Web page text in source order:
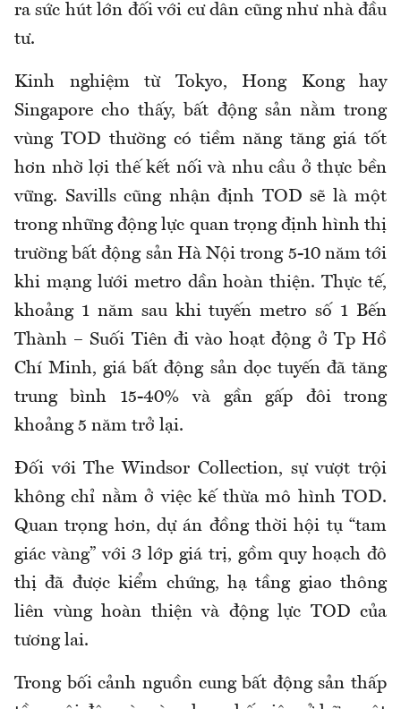
ra sức hút lớn đối với cư dân cũng như nhà đầu
tư.
Kinh nghiệm từ Tokyo, Hong Kong hay
Singapore cho thấy, bất động sản nằm trong
vùng TOD thường có tiềm năng tăng giá tốt
hơn nhờ lợi thế kết nối và nhu cầu ở thực bền
vững. Savills cũng nhận định TOD sẽ là một
trong những động lực quan trọng định hình thị
trường bất động sản Hà Nội trong 5-10 năm tới
khi mạng lưới metro dần hoàn thiện. Thực tế,
khoảng 1 năm sau khi tuyến metro số 1 Bến
Thành – Suối Tiên đi vào hoạt động ở Tp Hồ
Chí Minh, giá bất động sản dọc tuyến đã tăng
trung bình 15-40% và gần gấp đôi trong
khoảng 5 năm trở lại.
Đối với The Windsor Collection, sự vượt trội
không chỉ nằm ở việc kế thừa mô hình TOD.
Quan trọng hơn, dự án đồng thời hội tụ “tam
giác vàng” với 3 lớp giá trị, gồm quy hoạch đô
thị đã được kiểm chứng, hạ tầng giao thông
liên vùng hoàn thiện và động lực TOD của
tương lai.
Trong bối cảnh nguồn cung bất động sản thấp